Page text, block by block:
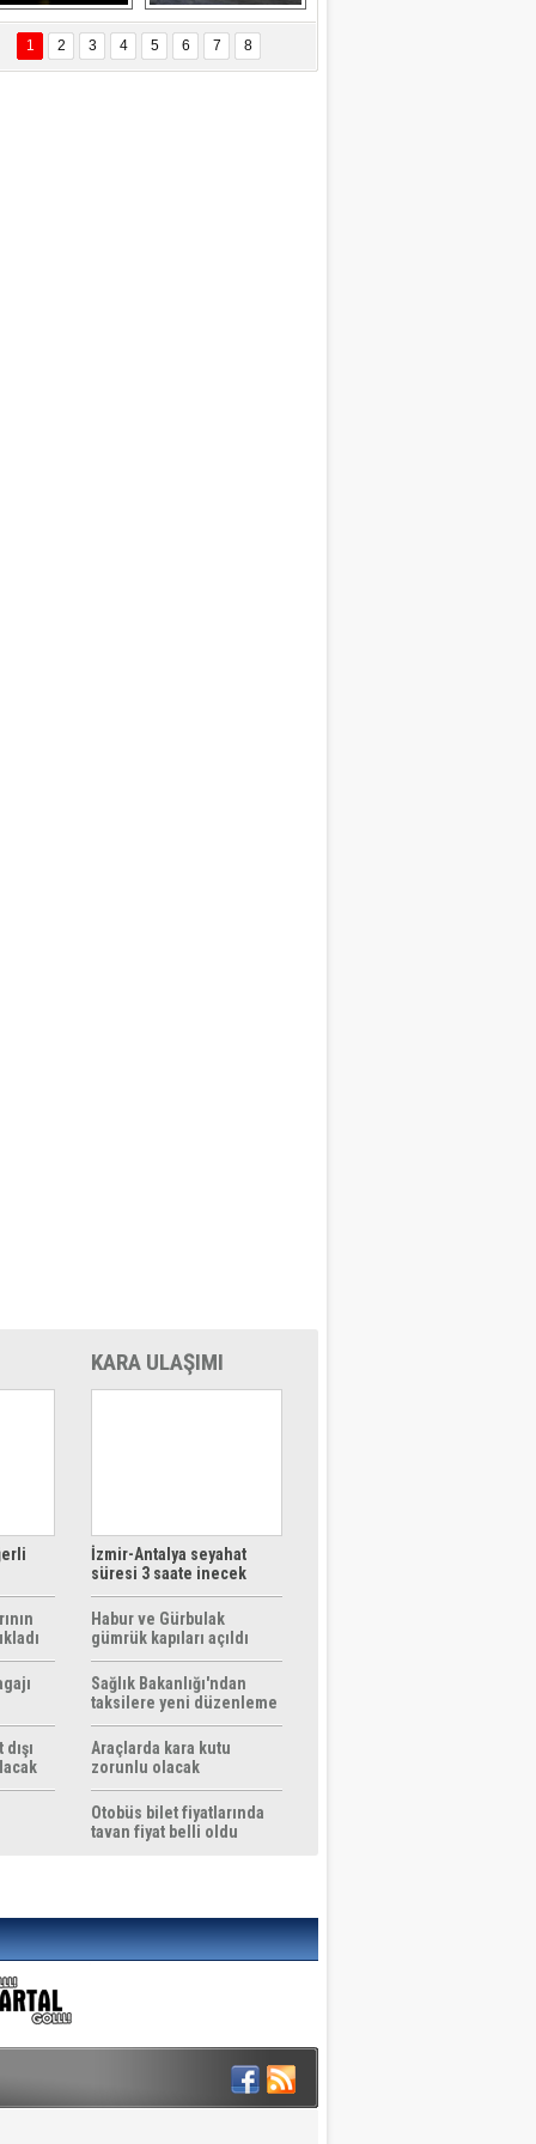
ÖZYANIK
Değişti?
Delta uçağına
yıldırım çarptı
Ford Focus RS
(2015)
1 2 3 4 5 6 7 8
KARA ULAŞIMI
İzmir-Antalya seyahat
süresi 3 saate inecek
Habur ve Gürbulak
gümrük kapıları açıldı
Sağlık Bakanlığı'ndan
taksilere yeni düzenleme
Araçlarda kara kutu
zorunlu olacak
Otobüs bilet fiyatlarında
tavan fiyat belli oldu